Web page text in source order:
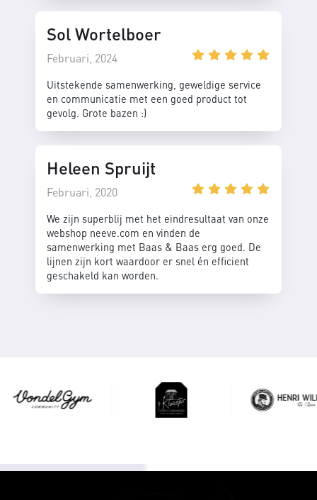
Sol Wortelboer
Februari, 2024
Uitstekende samenwerking, geweldige service
en communicatie met een goed product tot
gevolg. Grote bazen :)
Heleen Spruijt
Februari, 2020
We zijn superblij met het eindresultaat van onze
webshop neeve.com en vinden de
samenwerking met Baas & Baas erg goed. De
lijnen zijn kort waardoor er snel én efficient
geschakeld kan worden.